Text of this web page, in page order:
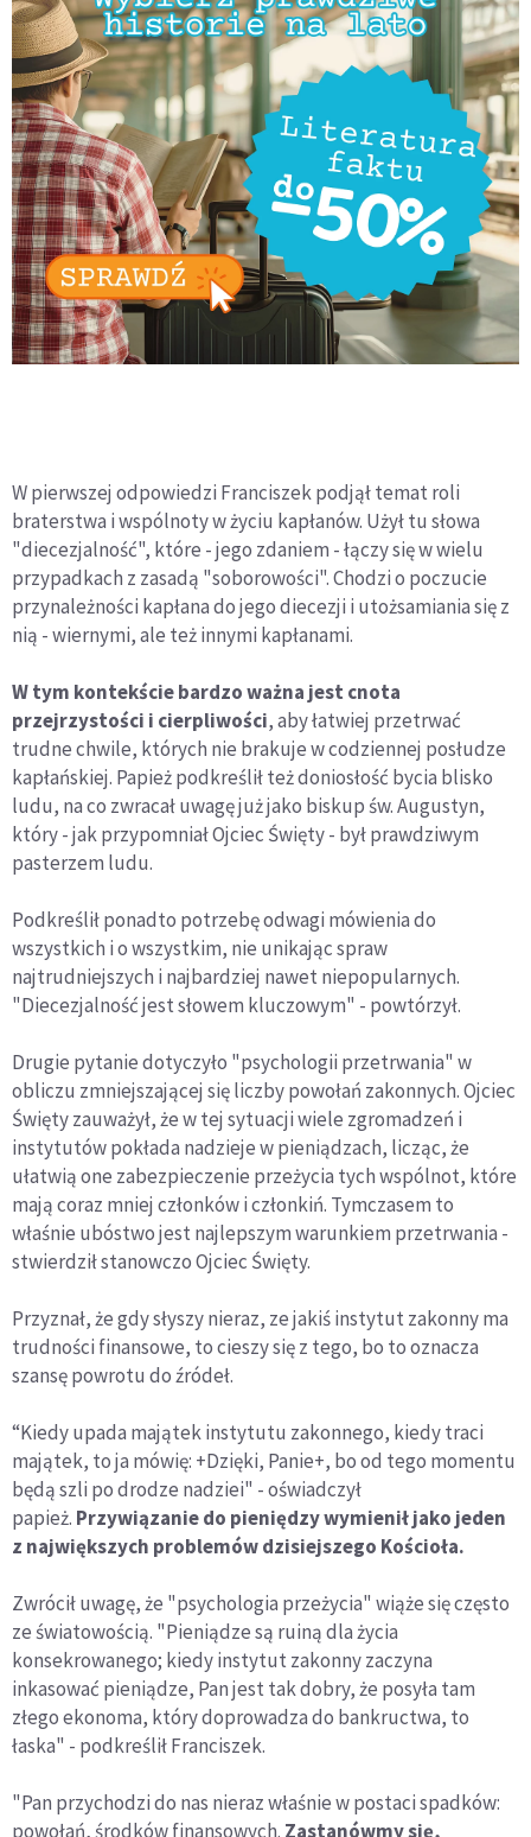
W pierwszej odpowiedzi Franciszek podjął temat roli
braterstwa i wspólnoty w życiu kapłanów. Użył tu słowa
"diecezjalność", które - jego zdaniem - łączy się w wielu
przypadkach z zasadą "soborowości". Chodzi o poczucie
przynależności kapłana do jego diecezji i utożsamiania się z
nią - wiernymi, ale też innymi kapłanami.
W tym kontekście bardzo ważna jest cnota
przejrzystości i cierpliwości, aby łatwiej przetrwać
trudne chwile, których nie brakuje w codziennej posłudze
kapłańskiej. Papież podkreślił też doniosłość bycia blisko
ludu, na co zwracał uwagę już jako biskup św. Augustyn,
który - jak przypomniał Ojciec Święty - był prawdziwym
pasterzem ludu.
Podkreślił ponadto potrzebę odwagi mówienia do
wszystkich i o wszystkim, nie unikając spraw
najtrudniejszych i najbardziej nawet niepopularnych.
"Diecezjalność jest słowem kluczowym" - powtórzył.
Drugie pytanie dotyczyło "psychologii przetrwania" w
obliczu zmniejszającej się liczby powołań zakonnych. Ojciec
Święty zauważył, że w tej sytuacji wiele zgromadzeń i
instytutów pokłada nadzieje w pieniądzach, licząc, że
ułatwią one zabezpieczenie przeżycia tych wspólnot, które
mają coraz mniej członków i członkiń. Tymczasem to
właśnie ubóstwo jest najlepszym warunkiem przetrwania -
stwierdził stanowczo Ojciec Święty.
Przyznał, że gdy słyszy nieraz, ze jakiś instytut zakonny ma
trudności finansowe, to cieszy się z tego, bo to oznacza
szansę powrotu do źródeł.
“Kiedy upada majątek instytutu zakonnego, kiedy traci
majątek, to ja mówię: +Dzięki, Panie+, bo od tego momentu
będą szli po drodze nadziei" - oświadczył
papież. Przywiązanie do pieniędzy wymienił jako jeden
z największych problemów dzisiejszego Kościoła.
Zwrócił uwagę, że "psychologia przeżycia" wiąże się często
ze światowością. "Pieniądze są ruiną dla życia
konsekrowanego; kiedy instytut zakonny zaczyna
inkasować pieniądze, Pan jest tak dobry, że posyła tam
złego ekonoma, który doprowadza do bankructwa, to
łaska" - podkreślił Franciszek.
"Pan przychodzi do nas nieraz właśnie w postaci spadków:
powołań, środków finansowych. Zastanówmy się,